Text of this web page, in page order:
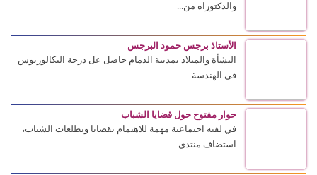
والدكتوراه من...
الأستاذ برجس حمود البرجس
النشأة والميلاد بمدينة الدمام حاصل عل درجة البكالوريوس
في الهندسة...
حوار مفتوح حول قضايا الشباب
في لفته اجتماعية مهمة للاهتمام بقضايا وتطلعات الشباب،
استضاف منتدى...